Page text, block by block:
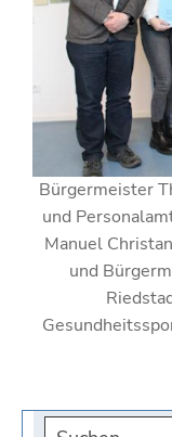
Bürgermeister
und
Manuel
und